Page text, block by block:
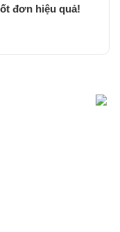
đơn hiệu quả!